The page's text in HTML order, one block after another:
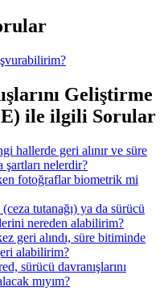
Geliştirme
ile ilgili Sorular
hallerde geri alınır ve süre
şartları nelerdir?
fotoğraflar biometrik mi
tutanağı) ya da sürücü
nereden alabilirim?
geri alındı, süre bitiminde
alabilirim?
sürücü davranışlarını
mıyım?